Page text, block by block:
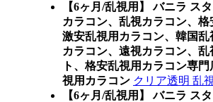
【6ヶ月/乱視用】 バニラ ス
カラコン、乱視カラコン、格
激安乱視用カラコン、韓国乱
カラコン、遠視カラコン、
ト、格安乱視用カラコン専
視用カラコン クリア透明 乱
【6ヶ月/乱視用】 バニラ ス